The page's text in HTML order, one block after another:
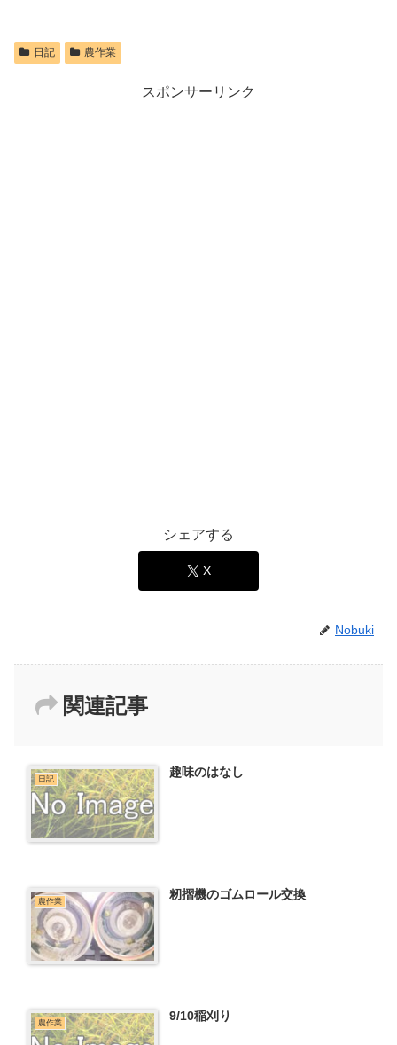
日記 農作業
スポンサーリンク
シェアする
X
Nobuki
関連記事
日記 趣味のはなし
農作業 籾摺機のゴムロール交換
農作業 9/10稲刈り